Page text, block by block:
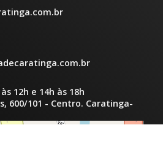
12h e 14h às 18h
600/101 - Centro. Caratinga-